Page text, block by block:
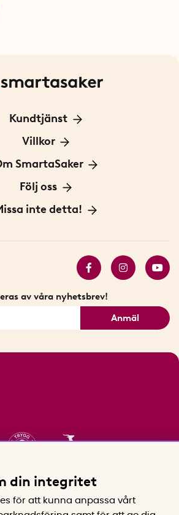
Kundtjänst
Kontakta oss
För Företag
Villkor
Frakt och leverans
SmartaSaker
Om oss
Vår historia
Följ oss
Blogg: Smarta tips
inte detta!
av våra nyhetsbrev!
Anmäl
din integritet
för att kunna anpassa vårt